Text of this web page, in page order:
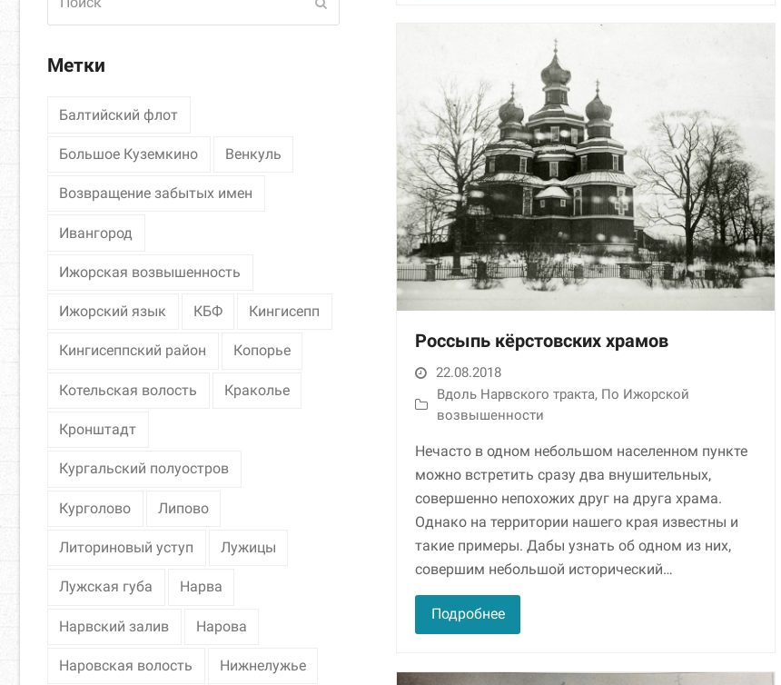
Россыпь кёрстовских храмов
22.08.2018
Вдоль Нарвского тракта, По Ижорской
возвышенности
Нечасто в одном небольшом населенном пункте
можно встретить сразу два внушительных,
совершенно непохожих друг на друга храма.
Однако на территории нашего края известны и
такие примеры. Дабы узнать об одном из них,
совершим небольшой исторический…
Подробнее
Метки
Балтийский флот
Большое Куземкино Венкуль
Возвращение забытых имен
Ивангород
Ижорская возвышенность
Ижорский язык КБФ Кингисепп
Кингисеппский район Копорье
Котельская волость Краколье
Кронштадт
Кургальский полуостров
Курголово Липово
Литориновый уступ Лужицы
Лужская губа Нарва
Нарвский залив Нарова
Наровская волость Нижнелужье
функциональность
Пользовательский
опыт
Для обеспечения
максимально
эффективной работы
нашего сайта во
время вашего
посещения, отказ от
использования этих
файлов cookie
исчезновению
Маркетинг
Делясь своими
интересами и
информацией о вашем
посещения нашего
сайта, вы повышаете
вероятность того, что